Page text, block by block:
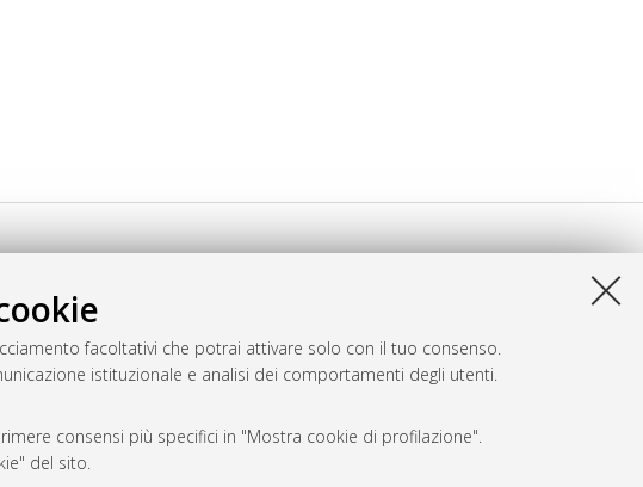
facoltativi che potrai attivare solo con il tuo consenso.
istituzionale e analisi dei comportamenti degli utenti.
consensi più specifici in "Mostra cookie di profilazione".
del sito.